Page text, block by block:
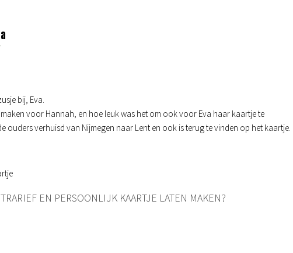
bij, Eva.
voor Hannah, en hoe leuk was het om ook voor Eva haar kaartje te
ouders verhuisd van Nijmegen naar Lent en ook is terug te vinden op het kaartje.
EN PERSOONLIJK KAARTJE LATEN MAKEN?